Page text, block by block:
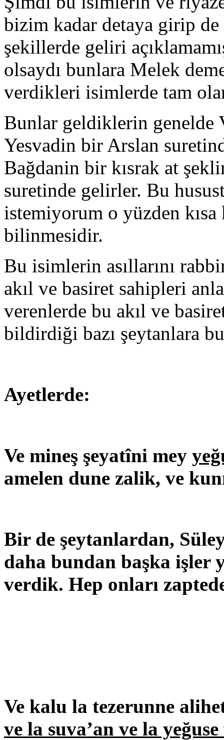
bizim kadar detaya girip
şekillerde geliri
olsaydı bunlara Melek
verdikleri isimlerde tam
Bunlar geldiklerin genelde
Yesvadin bir Arslan
Bağdanin bir kısrak at
suretinde gelirler. Bu
istemiyorum o yüzden
bilinmesidir.
Bu isimlerin asıllarını
akıl ve basiret sahipleri
verenlerde bu akıl ve
bildirdiği bazı şeytanlara
Ayetlerde:
Ve mineş şeyatîni mey
amelen dune zalik, ve
Bir de şeytanlardan,
daha bundan başka işler
verdik. Hep onları
Ve kalu la tezerunne
ve la suva’an ve la